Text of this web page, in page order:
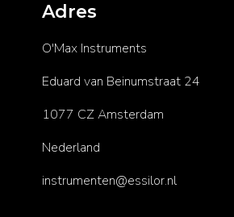
Adres
O'Max Instruments
Eduard van Beinumstraat 24
1077 CZ Amsterdam
Nederland
instrumenten@essilor.nl